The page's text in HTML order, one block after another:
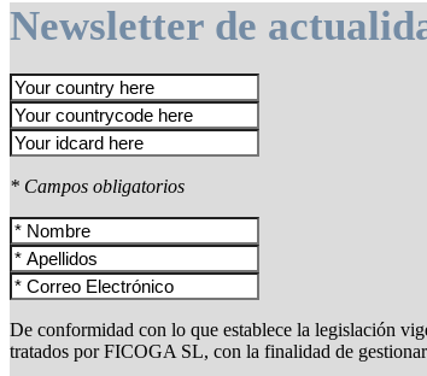
Newsletter de
* Campos obligatorios
De conformidad con lo que establece la legislación
tratados por FICOGA SL, con la finalidad de